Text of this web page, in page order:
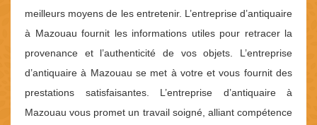
meilleurs moyens de les entretenir. L’entreprise d’antiquaire
à Mazouau fournit les informations utiles pour retracer la
provenance et l’authenticité de vos objets. L’entreprise
d’antiquaire à Mazouau se met à votre et vous fournit des
prestations satisfaisantes. L’entreprise d’antiquaire à
Mazouau vous promet un travail soigné, alliant compétence